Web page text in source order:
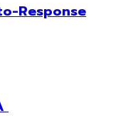
Response